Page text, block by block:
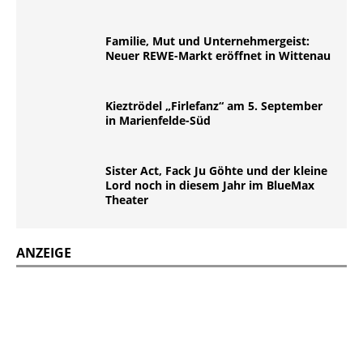
Familie, Mut und Unternehmergeist:
Neuer REWE-Markt eröffnet in Wittenau
Kieztrödel „Firlefanz“ am 5. September
in Marienfelde-Süd
Sister Act, Fack Ju Göhte und der kleine
Lord noch in diesem Jahr im BlueMax
Theater
ANZEIGE